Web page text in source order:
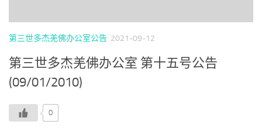
第三世多杰羌佛办公室公告 2021-09-12
第三世多杰羌佛办公室 第十五号公告
(09/01/2010)
0